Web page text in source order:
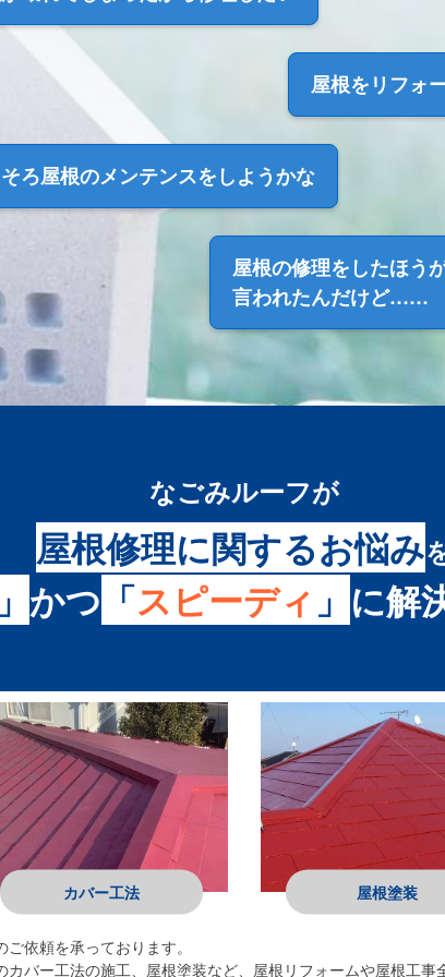
屋根をリフォ
ろ屋根のメンテンスをしようかな
屋根の修理をしたほう
言われたんだけど……
なごみルーフが
屋根修理に関するお悩み
かつ 「スピーディ 」 に解
カバー工法 屋根塗装
依頼を承っております。
バー工法の施工、屋根塗装など、屋根リフォームや屋根工事